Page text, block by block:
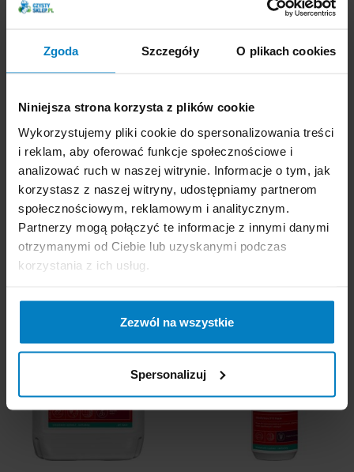
Zgoda Szczegóły O plikach cookies
Niniejsza strona korzysta z plików cookie
Wykorzystujemy pliki cookie do spersonalizowania treści
i reklam, aby oferować funkcje społecznościowe i
analizować ruch w naszej witrynie. Informacje o tym, jak
korzystasz z naszej witryny, udostępniamy partnerom
społecznościowym, reklamowym i analitycznym.
Partnerzy mogą połączyć te informacje z innymi danymi
otrzymanymi od Ciebie lub uzyskanymi podczas
korzystania z ich usług.
Zezwól na wszystkie
Spersonalizuj
Cena brutto:
28,19
- KUPUJĘ
Cena brutto: 20,95
+
Mediclean 310 Sanit
preparat do czyszczenia
Wiśnia
Promocja
Mediclean 311 Foam
500ml Czarne
Winogrona
Promocja